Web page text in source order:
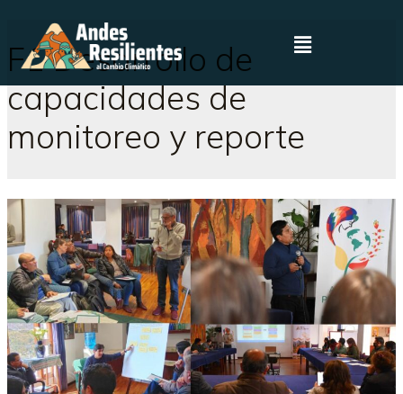
F1 Desarrollo de
capacidades de
monitoreo y reporte